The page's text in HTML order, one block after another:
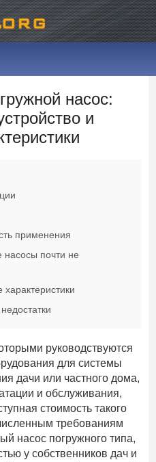
насос:
и
применения
почти не
руководствуются
для системы
дачи или частного дома,
и обслуживания,
стоимость такого
требованиям
насос погружного типа,
у собственников дач и